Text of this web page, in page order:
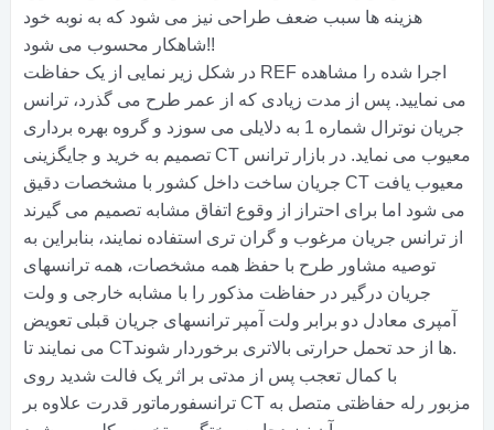
هزینه ها سبب ضعف طراحی نیز می شود که به نوبه خود
شاهکار محسوب می شود!!
در شکل زیر نمایی از یک حفاظت REF اجرا شده را مشاهده
می نمایید. پس از مدت زیادی که از عمر طرح می گذرد، ترانس
جریان نوترال شماره 1 به دلایلی می سوزد و گروه بهره برداری
تصمیم به خرید و جایگزینی CT معیوب می نماید. در بازار ترانس
جریان ساخت داخل کشور با مشخصات دقیق CT معیوب یافت
می شود اما برای احتراز از وقوع اتفاق مشابه تصمیم می گیرند
از ترانس جریان مرغوب و گران تری استفاده نمایند، بنابراین به
توصیه مشاور طرح با حفظ همه مشخصات، همه ترانسهای
جریان درگیر در حفاظت مذکور را با مشابه خارجی و ولت
آمپری معادل دو برابر ولت آمپر ترانسهای جریان قبلی تعویض
می نمایند تا CTها از حد تحمل حرارتی بالاتری برخوردار شوند.
با کمال تعجب پس از مدتی بر اثر یک فالت شدید روی
ترانسفورماتور قدرت علاوه بر CT مزبور رله حفاظتی متصل به